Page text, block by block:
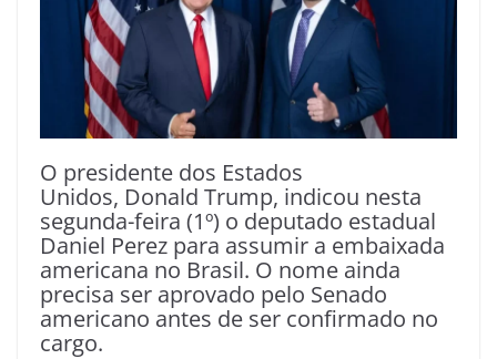
O presidente dos Estados
Unidos, Donald Trump, indicou nesta
segunda-feira (1º) o deputado estadual
Daniel Perez para assumir a embaixada
americana no Brasil. O nome ainda
precisa ser aprovado pelo Senado
americano antes de ser confirmado no
cargo.